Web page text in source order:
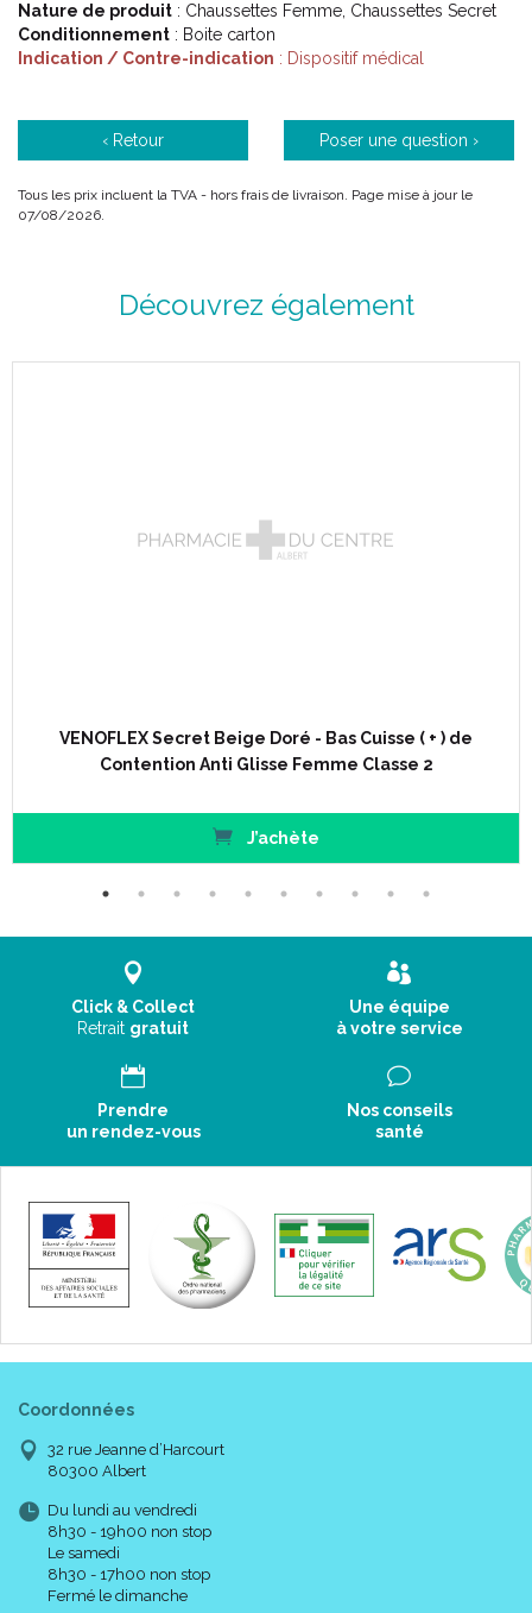
Maille fine et douce.
Coutures plates.
Talon et voûte plantaire renforcés.
Traitement antibactérien.
Taille Hauteur
Normal (/D < 40 cm)
Long (/D > 40 cm)
Nature de produit : Chaussettes Femme, Chaussettes Secret
Conditionnement : Boite carton
Indication / Contre-indication : Dispositif médical
‹ Retour Poser une question ›
Tous les prix incluent la TVA - hors frais de livraison. Page mise à jour le
07/08/2026.
Découvrez également
VENOFLEX Secret Beige Doré - Bas Cuisse ( + ) de
Contention Anti Glisse Femme Classe 2
J’achète
Click & Collect
Retrait gratuit
Une équipe
à votre service
Prendre
un rendez-vous
Nos conseils
santé
Coordonnées
32 rue Jeanne d’Harcourt
80300 Albert
Du lundi au vendredi
8h30 - 19h00 non stop
Le samedi
8h30 - 17h00 non stop
Fermé le dimanche